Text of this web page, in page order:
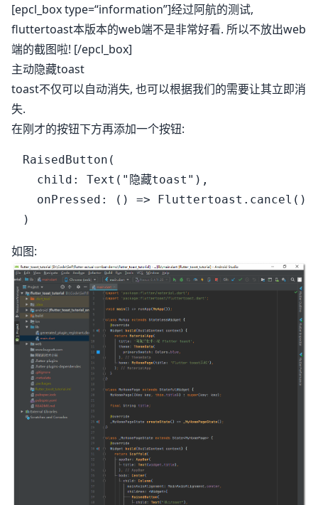
[epcl_box type=“information”]经过阿航的测试,
fluttertoast本版本的web端不是非常好看. 所以不放出web
端的截图啦! [/epcl_box]
主动隐藏toast
toast不仅可以自动消失, 也可以根据我们的需要让其立即消
失.
在刚才的按钮下方再添加一个按钮:
RaisedButton(
  child: Text("隐藏toast"),
  onPressed: () => Fluttertoast.cancel(),
如图: